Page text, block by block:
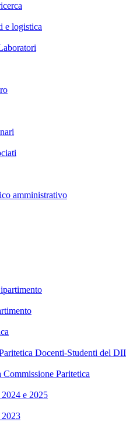
e logistica
amministrativo
Docenti-Studenti del DII
Paritetica
e 2025